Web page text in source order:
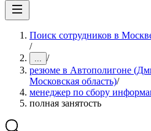
Поиск сотрудников в
/
... /
резюме в Автополигоне
Московская область)/
менеджер по сбору
полная занятость